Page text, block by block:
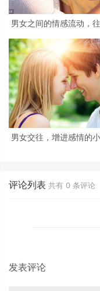
男女之间的情感流动，
男女交往，增进感情的
评论列表 共有 0 条评论
发表评论